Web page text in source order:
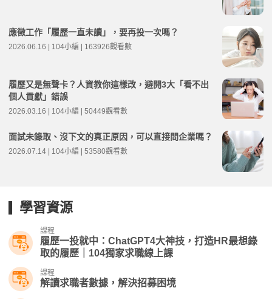
應徵工作「履歷一直未讀」，要再投一次嗎？
2026.06.16 | 104小編 | 163926觀看數
履歷又是無聲卡？人資教你這樣改，避開3大「看不出
個人貢獻」錯誤
2026.03.16 | 104小編 | 50449觀看數
面試未錄取、沒下文的真正原因，可以直接問企業嗎？
2026.07.14 | 104小編 | 53580觀看數
學習資源
課程
履歷一投就中：ChatGPT4大神技，打造HR最想錄
取的履歷｜104獨家求職線上課
課程
解讀求職者數據，解決招募困境